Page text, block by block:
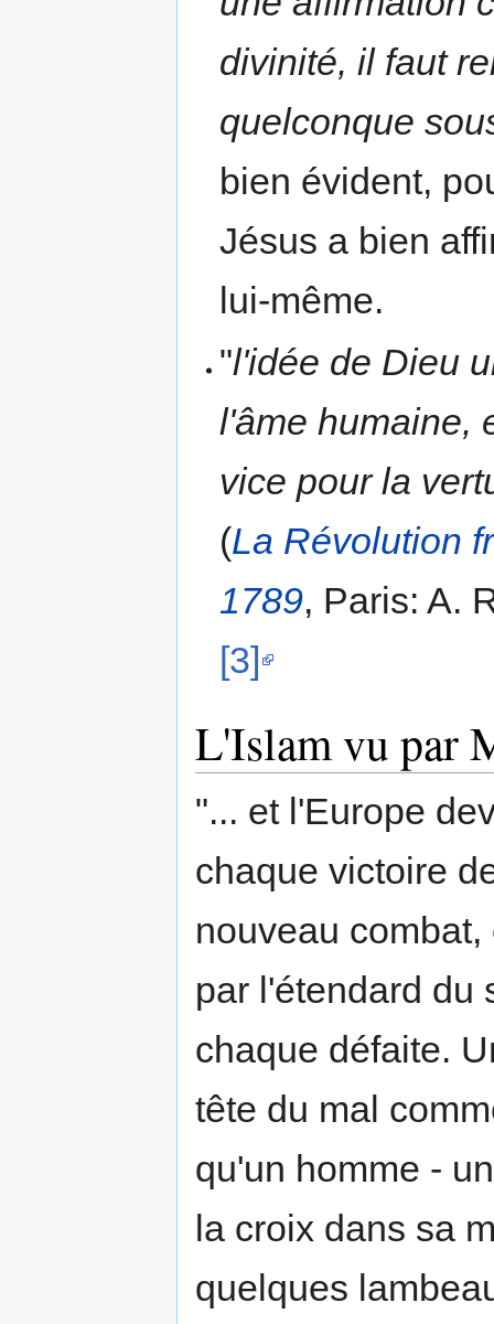
divinité, il faut
quelconque
bien évident,
Jésus a bien
lui-même.
"l'idée de Dieu
l'âme humaine,
vice pour la
(La Révolution
1789, Paris: A.
[3]
L'Islam vu par
"... et l'Europe
chaque victoire
nouveau
par l'étendard du
chaque défaite.
tête du mal
qu'un homme -
la croix dans sa
quelques